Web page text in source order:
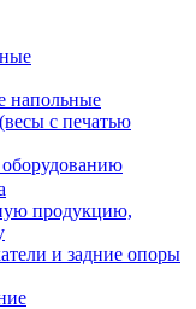
напольные
с печатью
продукцию,
и задние опоры